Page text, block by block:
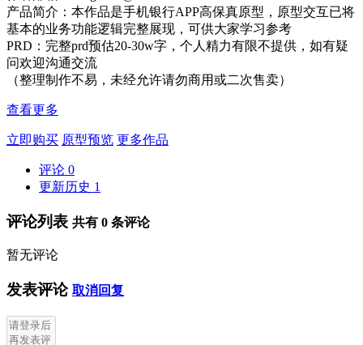
产品简介：本作品是手机银行APP高保真原型，原型交互已将
基本的业务功能逻辑完整展现，可供大家学习参考
PRD：完整prd预估20-30w字，个人精力有限不提供，如有疑
问欢迎沟通交流
（整理制作不易，未经允许请勿商用或二次售卖）
查看更多
立即购买 原型预览 更多作品
评论 0
更新历史 1
评论列表 共有 0 条评论
暂无评论
发表评论 取消回复